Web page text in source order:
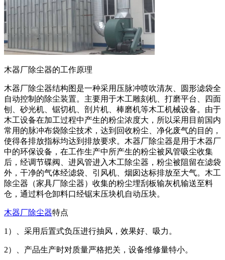
木器厂除尘器的工作原理
木器厂除尘器结构图是一种采用压脉冲喷吹清灰、圆形滤袋全
自动控制的除尘装置。主要用于木工雕刻机、打磨平台、四面
刨、砂光机、锯切机、剖片机、棒磨机等木工机械设备。由于
木工设备在加工过程中产生的粉尘浓度大，所以采用目前国内
常用的脉冲布袋除尘技术，达到回收粉尘、净化废气的目的，
使得各排放指标均达到排放要求。木器厂除尘器是用于木器厂
中的环保设备，在工作生产中所产生的粉尘被风管吸尘收集
后，经调节碟阀、进风管进入木工除尘器，粉尘被阻留在滤袋
外，干净的气体经滤袋、引风机、烟囱达标排放至大气。木工
除尘器（家具厂除尘器）收集的粉尘埋刮板输灰机输送至料
仓，通过料仓卸料口经锯末压块机自动压块。
木器厂除尘器特点
1）、采用后置式负压进行抽风，效果好、吸力。
2）、产品生产时对质量严格把关，设备维修量特小。